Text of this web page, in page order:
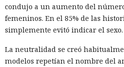
condujo a un aumento del
femeninos. En el 85% de las
simplemente evitó indicar el sexo.
La neutralidad se creó
modelos repetían el nombre del